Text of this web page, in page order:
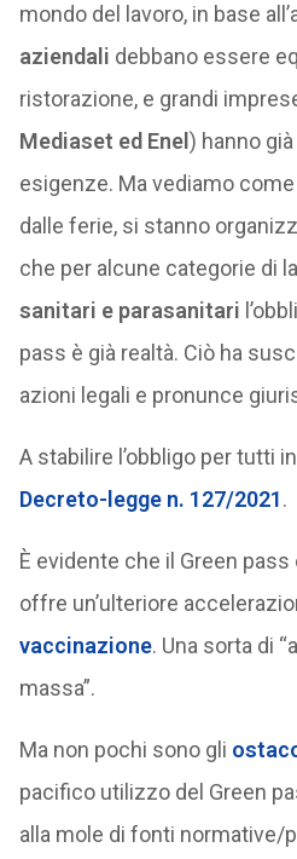
mondo del lavoro, in base
aziendali debbano essere
ristorazione, e grandi
Mediaset ed Enel ) hanno
esigenze. Ma vediamo
dalle ferie, si stanno
che per alcune categorie di
sanitari e parasanitari
pass è già realtà. Ciò ha
azioni legali e pronunce
A stabilire l’obbligo per tutti
Decreto-legge n. 127/2021.
È evidente che il Green
offre un’ulteriore
vaccinazione. Una sorta di
massa”.
Ma non pochi sono gli
pacifico utilizzo del Green
alla mole di fonti normative/